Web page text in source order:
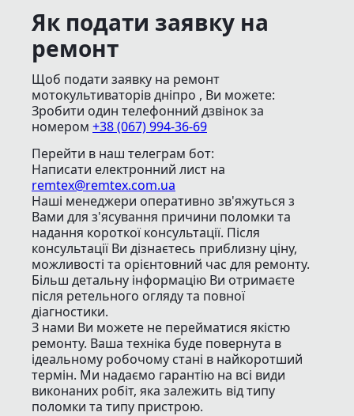
Як подати заявку на
ремонт
Щоб подати заявку на ремонт
мотокультиваторів дніпро , Ви можете:
Зробити один телефонний дзвінокза
номером +38 (067) 994-36-69
Перейти в наш телеграм бот:
Написати електронний лист на
remtex@remtex.com.ua
Наші менеджери оперативно зв'яжуться з
Вами для з'ясування причини поломки та
надання короткої консультації. Після
консультації Ви дізнаєтесь приблизну ціну,
можливості та орієнтовний час для ремонту.
Більш детальну інформацію Ви отримаєте
після ретельного огляду та повної
діагностики.
З нами Ви можете не перейматися якістю
ремонту. Ваша техніка буде повернута в
ідеальному робочому стані в найкоротший
термін. Ми надаємо гарантію на всі види
виконаних робіт, яка залежить від типу
поломки та типу пристрою.